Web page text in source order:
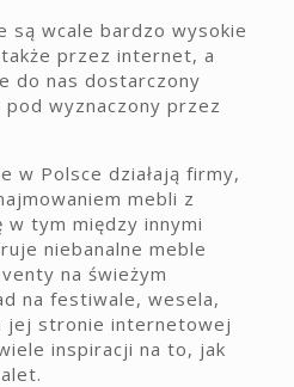
są wcale bardzo wysokie
przez internet, a
do nas dostarczony
wyznaczony przez
w Polsce działają firmy,
mebli z
w tym między innymi
niebanalne meble
na świeżym
na festiwale, wesela,
jej stronie internetowej
inspiracji na to, jak